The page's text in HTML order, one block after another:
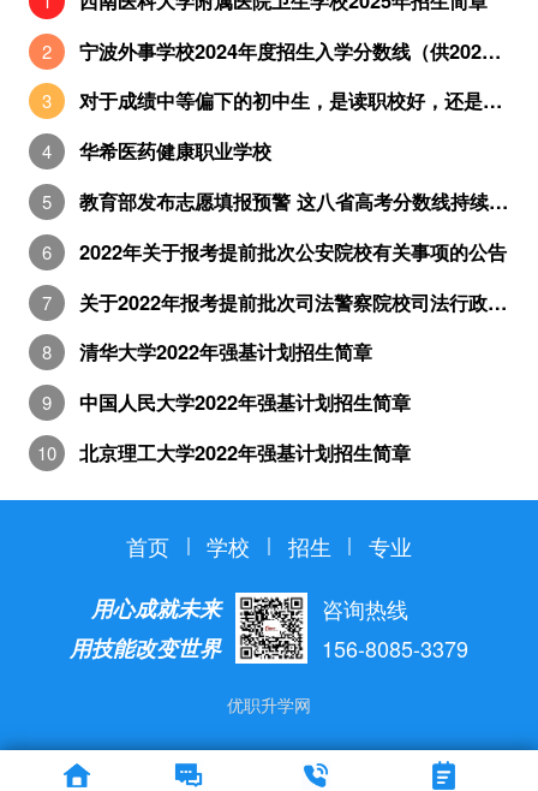
宁波外事学校2024年度招生入学分数线（供2025年考生参考）
对于成绩中等偏下的初中生，是读职校好，还是五年制大专好？
华希医药健康职业学校
教育部发布志愿填报预警 这八省高考分数线持续出炉
2022年关于报考提前批次公安院校有关事项的公告
关于2022年报考提前批次司法警察院校司法行政警察类专业有关事项的公告
清华大学2022年强基计划招生简章
中国人民大学2022年强基计划招生简章
北京理工大学2022年强基计划招生简章
首页 学校 招生
专业
用心成就未来
用技能改变世界
咨询热线
156-8085-3379
优职升学网